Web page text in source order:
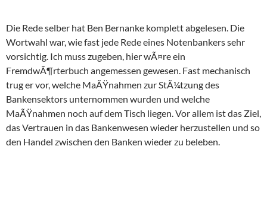
Die Rede selber hat Ben Bernanke komplett abgelesen. Die
Wortwahl war, wie fast jede Rede eines Notenbankers sehr
vorsichtig. Ich muss zugeben, hier wÃ¤re ein
FremdwÃ¶rterbuch angemessen gewesen. Fast mechanisch
trug er vor, welche MaÃŸnahmen zur StÃ¼tzung des
Bankensektors unternommen wurden und welche
MaÃŸnahmen noch auf dem Tisch liegen. Vor allem ist das Ziel,
das Vertrauen in das Bankenwesen wieder herzustellen und so
den Handel zwischen den Banken wieder zu beleben.